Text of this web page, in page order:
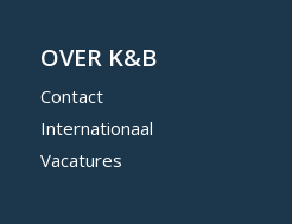
OVER K&B
Contact
Internationaal
Vacatures